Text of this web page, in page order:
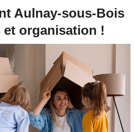
Aulnay-sous-Bois
et organisation !